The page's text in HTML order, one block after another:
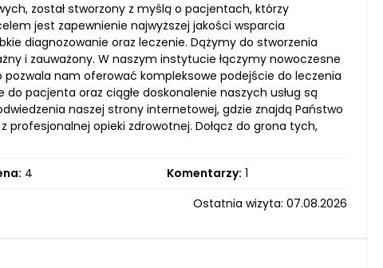
został stworzony z myślą o pacjentach, którzy
jest zapewnienie najwyższej jakości wsparcia
diagnozowanie oraz leczenie. Dążymy do stworzenia
i zauważony. W naszym instytucie łączymy nowoczesne
nam oferować kompleksowe podejście do leczenia
pacjenta oraz ciągłe doskonalenie naszych usług są
naszej strony internetowej, gdzie znajdą Państwo
opieki zdrowotnej. Dołącz do grona tych,
4 Komentarzy: 1
Ostatnia wizyta: 07.08.2026